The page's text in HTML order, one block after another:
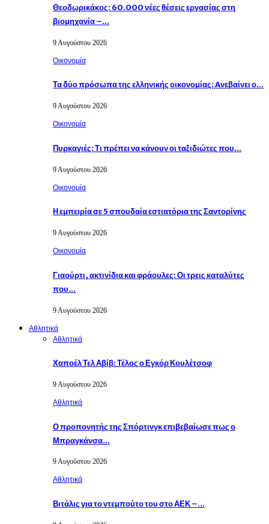
Θεοδωρικάκος: 60.000 νέες θέσεις εργασίας στη
βιομηχανία –…
9 Αυγούστου 2026
Οικονομία
Τα δύο πρόσωπα της ελληνικής οικονομίας: Aνεβαίνει ο…
9 Αυγούστου 2026
Οικονομία
Πυρκαγιές: Τι πρέπει να κάνουν οι ταξιδιώτες που…
9 Αυγούστου 2026
Οικονομία
Η εμπειρία σε 5 σπουδαία εστιατόρια της Σαντορίνης
9 Αυγούστου 2026
Οικονομία
Γιαούρτι, ακτινίδια και φράουλες: Οι τρεις καταλύτες
που…
9 Αυγούστου 2026
Αθλητικά
Αθλητικά
Χαποέλ Τελ Αβίβ: Τέλος ο Εγκόρ Κουλέτσοφ
9 Αυγούστου 2026
Αθλητικά
Ο προπονητής της Σπόρτινγκ επιβεβαίωσε πως ο
Μπραγκάνσα…
9 Αυγούστου 2026
Αθλητικά
Βιτάλις για το ντεμπούτο του στο ΑΕΚ –…